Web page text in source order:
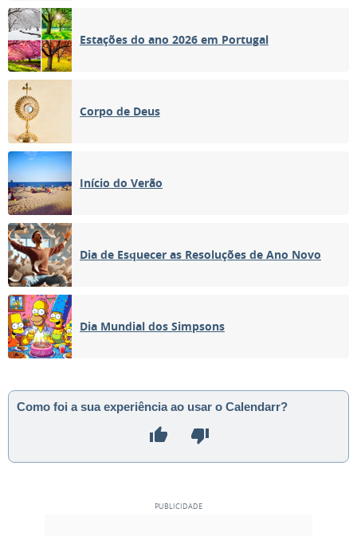
Estações do ano 2026 em Portugal
Corpo de Deus
Início do Verão
Dia de Esquecer as Resoluções de Ano Novo
Dia Mundial dos Simpsons
Como foi a sua experiência ao usar o Calendarr?